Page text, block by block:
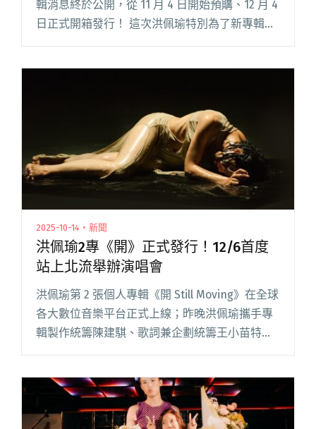
輯消息終於公開，從 11 月 4 日開始預購、12 月 4
日正式開箱發行！ 這次洪佩瑜特別為了新專輯視
2025-10-14・新聞
洪佩瑜2專《開》正式發行！12/6首度
站上北流舉辦演唱會
洪佩瑜第 2 張個人專輯《開 Still Moving》在全球
各大數位音樂平台正式上線；昨晚洪佩瑜攜手專
輯製作統籌陳建騏、歌詞兼企劃統籌王小苗特別
舉辦新專輯開箱祈福大會，邀來音樂創作者、媒
作這些音樂閱讀全文 "洪佩瑜2專《開》正式發
行！12/6首度站上北流舉辦演唱會"